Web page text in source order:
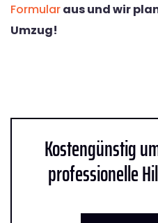
Formularaus und wir
Umzug!
Kostengünstig
professionelle